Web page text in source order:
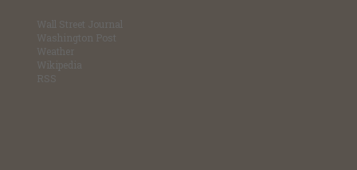
Wall Street Journal
Washington Post
Weather
Wikipedia
RSS